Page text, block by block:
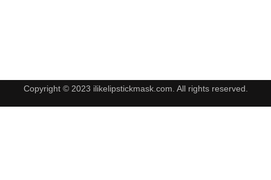
Copyright © 2023 ilikelipstickmask.com. All rights reserved.